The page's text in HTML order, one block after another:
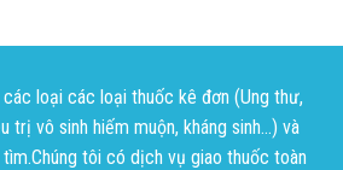
các loại các loại thuốc kê đơn (Ung thư,
trị vô sinh hiếm muộn, kháng sinh...) và
tôi có dịch vụ giao thuốc toàn